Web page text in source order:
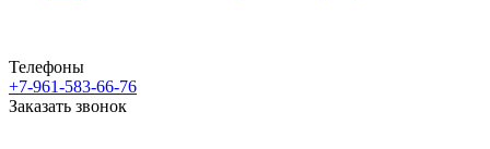
Телефоны
+7-961-583-66-76
Заказать звонок